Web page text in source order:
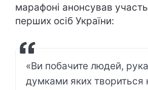
марафоні анонсував участь
перших осіб України:
«Ви побачите людей,
думками яких твориться